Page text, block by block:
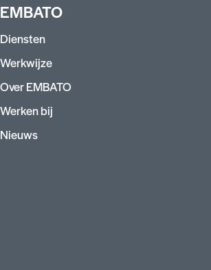
EMBATO
Diensten
Werkwijze
Over EMBATO
Werken bij
Nieuws